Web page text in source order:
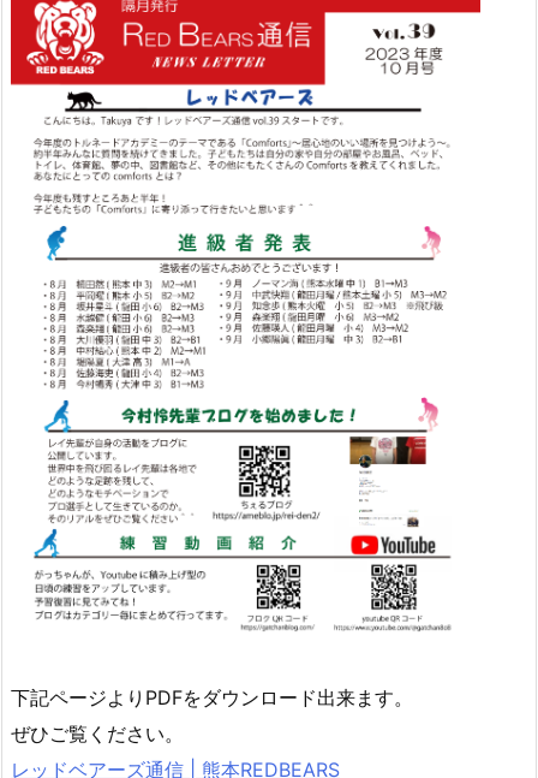
下記ページよりPDFをダウンロード出来ます。
ぜひご覧ください。
レッドベアーズ通信 | 熊本REDBEARS